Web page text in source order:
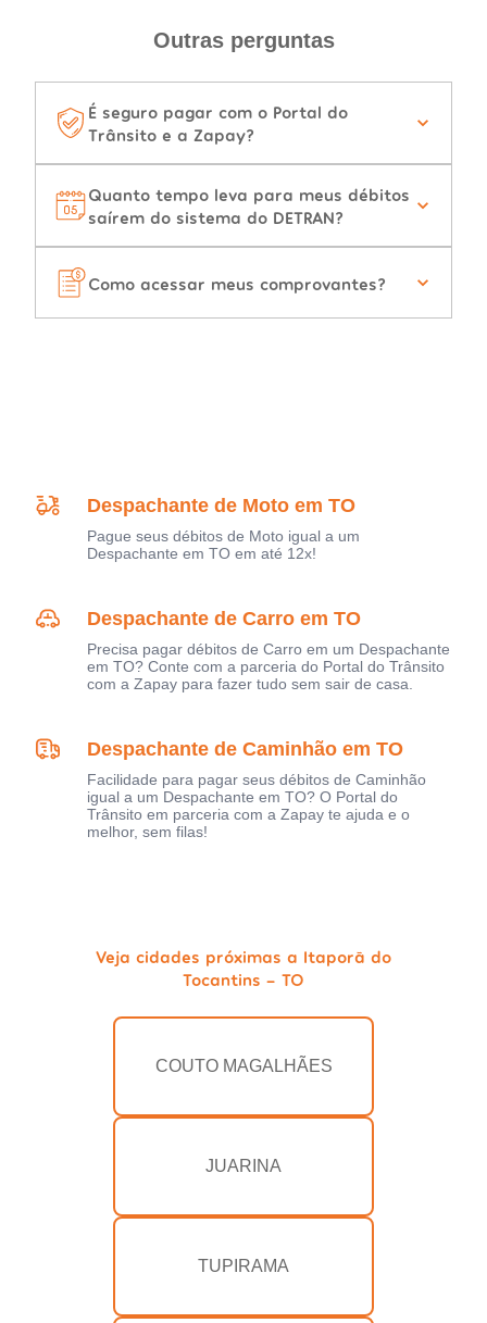
Outras perguntas
É seguro pagar com o Portal do
Trânsito e a Zapay?
Quanto tempo leva para meus débitos
saírem do sistema do DETRAN?
Como acessar meus comprovantes?
Despachante de Moto em TO
Pague seus débitos de Moto igual a um
Despachante em TO em até 12x!
Despachante de Carro em TO
Precisa pagar débitos de Carro em um Despachante
em TO? Conte com a parceria do Portal do Trânsito
com a Zapay para fazer tudo sem sair de casa.
Despachante de Caminhão em TO
Facilidade para pagar seus débitos de Caminhão
igual a um Despachante em TO? O Portal do
Trânsito em parceria com a Zapay te ajuda e o
melhor, sem filas!
Veja cidades próximas a Itaporã do
Tocantins - TO
COUTO MAGALHÃES
JUARINA
TUPIRAMA